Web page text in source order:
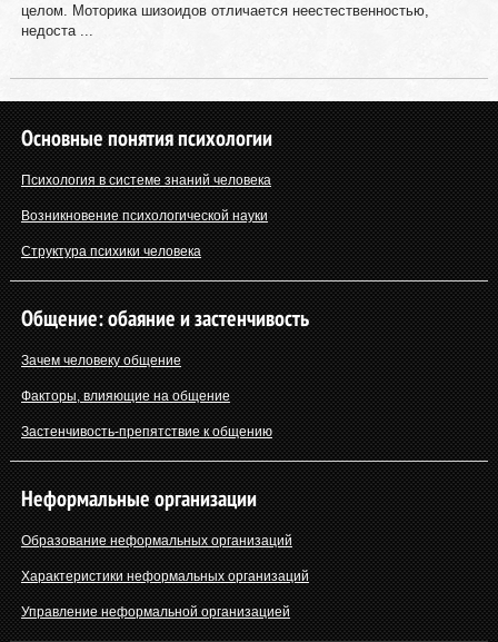
целом. Моторика шизоидов отличается неестественностью,
недоста ...
Основные понятия психологии
Психология в системе знаний человека
Возникновение психологической науки
Структура психики человека
Общение: обаяние и застенчивость
Зачем человеку общение
Факторы, влияющие на общение
Застенчивость-препятствие к общению
Неформальные организации
Образование неформальных организаций
Характеристики неформальных организаций
Управление неформальной организацией